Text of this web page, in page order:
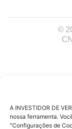
A INVESTIDOR DE
nossa ferramenta.
"Configurações de
©